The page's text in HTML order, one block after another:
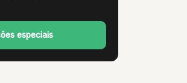
especiais